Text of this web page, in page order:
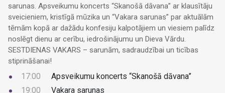
sarunas. Apsveikumu koncerts “Skanošā dāvana” ar klausītāju
sveicieniem, kristīgā mūzika un “Vakara sarunas” par aktuālām
tēmām kopā ar dažādu konfesiju kalpotājiem un viesiem palīdz
noslēgt dienu ar cerību, iedrošinājumu un Dieva Vārdu.
SESTDIENAS VAKARS – sarunām, sadraudzībai un ticības
stiprināšanai!
17:00
Apsveikumu koncerts “Skanošā dāvana”
19:00
Vakara sarunas